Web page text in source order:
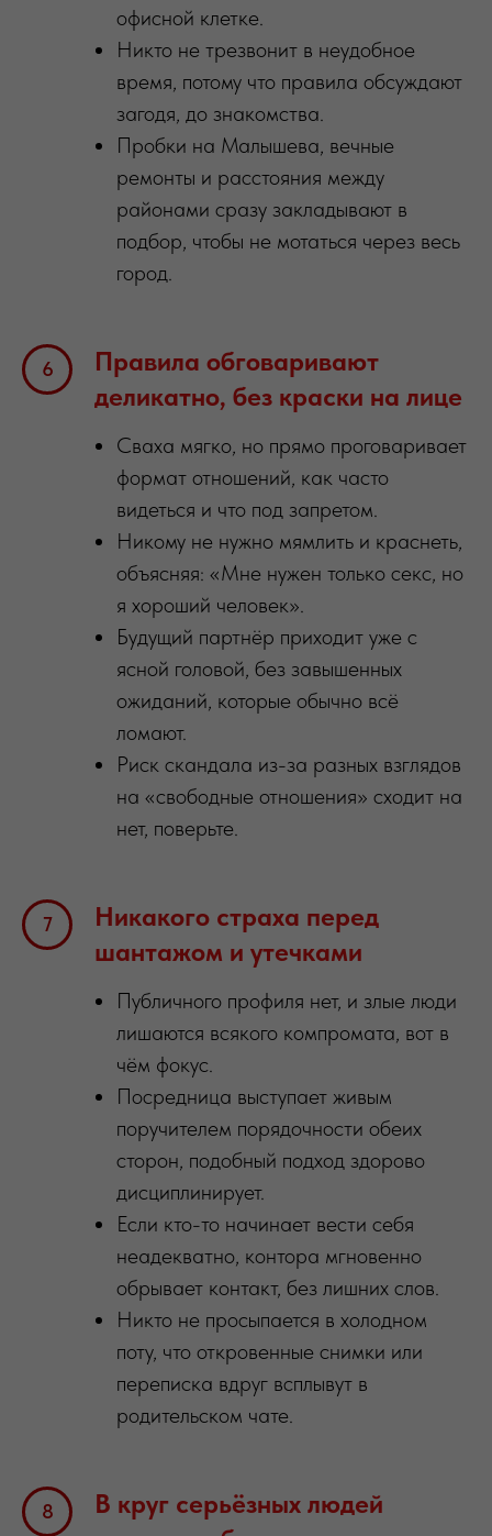
офисной клетке.
Никто не трезвонит в неудобное
время, потому что правила обсуждают
загодя, до знакомства.
Пробки на Малышева, вечные
ремонты и расстояния между
районами сразу закладывают в
подбор, чтобы не мотаться через весь
город.
Правила обговаривают
деликатно, без краски на лице
Сваха мягко, но прямо проговаривает
формат отношений, как часто
видеться и что под запретом.
Никому не нужно мямлить и краснеть,
объясняя: «Мне нужен только секс, но
я хороший человек».
Будущий партнёр приходит уже с
ясной головой, без завышенных
ожиданий, которые обычно всё
ломают.
Риск скандала из-за разных взглядов
на «свободные отношения» сходит на
нет, поверьте.
Никакого страха перед
шантажом и утечками
Публичного профиля нет, и злые люди
лишаются всякого компромата, вот в
чём фокус.
Посредница выступает живым
поручителем порядочности обеих
сторон, подобный подход здорово
дисциплинирует.
Если кто-то начинает вести себя
неадекватно, контора мгновенно
обрывает контакт, без лишних слов.
Никто не просыпается в холодном
поту, что откровенные снимки или
переписка вдруг всплывут в
родительском чате.
В круг серьёзных людей